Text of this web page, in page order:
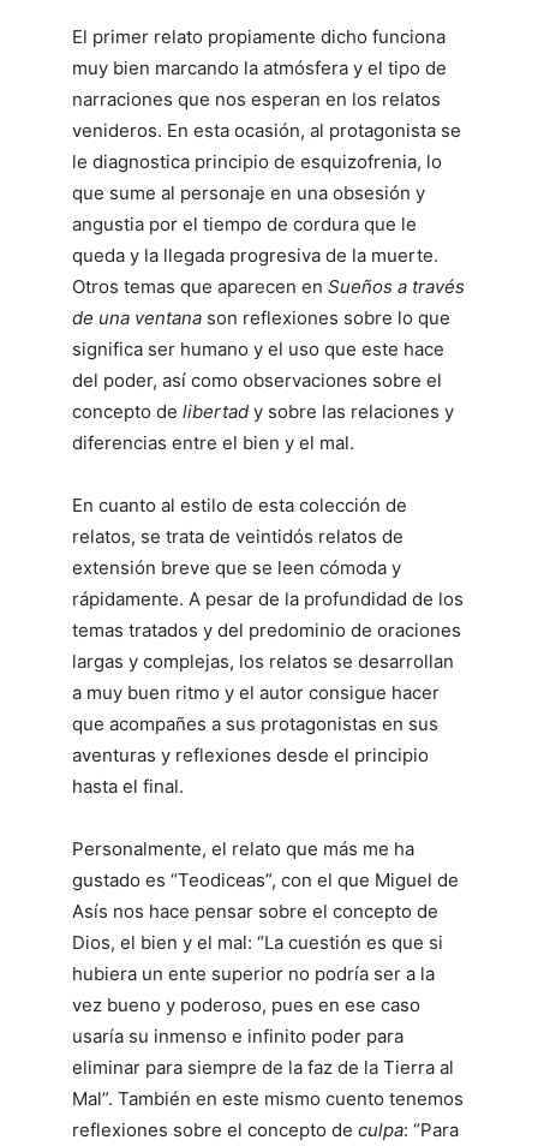
El primer relato propiamente dicho funciona
muy bien marcando la atmósfera y el tipo de
narraciones que nos esperan en los relatos
venideros. En esta ocasión, al protagonista se
le diagnostica principio de esquizofrenia, lo
que sume al personaje en una obsesión y
angustia por el tiempo de cordura que le
queda y la llegada progresiva de la muerte.
Otros temas que aparecen en Sueños a través
de una ventana son reflexiones sobre lo que
significa ser humano y el uso que este hace
del poder, así como observaciones sobre el
concepto de libertad y sobre las relaciones y
diferencias entre el bien y el mal.
En cuanto al estilo de esta colección de
relatos, se trata de veintidós relatos de
extensión breve que se leen cómoda y
rápidamente. A pesar de la profundidad de los
temas tratados y del predominio de oraciones
largas y complejas, los relatos se desarrollan
a muy buen ritmo y el autor consigue hacer
que acompañes a sus protagonistas en sus
aventuras y reflexiones desde el principio
hasta el final.
Personalmente, el relato que más me ha
gustado es “Teodiceas”, con el que Miguel de
Asís nos hace pensar sobre el concepto de
Dios, el bien y el mal: “La cuestión es que si
hubiera un ente superior no podría ser a la
vez bueno y poderoso, pues en ese caso
usaría su inmenso e infinito poder para
eliminar para siempre de la faz de la Tierra al
Mal”. También en este mismo cuento tenemos
reflexiones sobre el concepto de culpa: “Para